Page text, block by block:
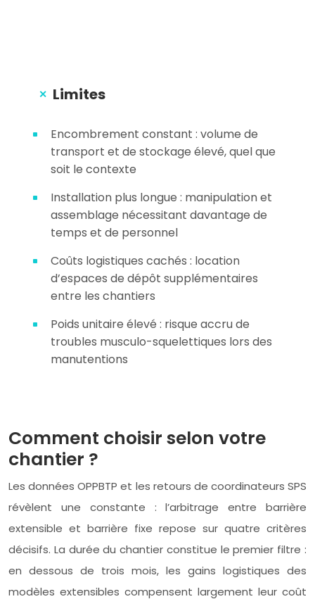
Limites
Encombrement constant : volume de
transport et de stockage élevé, quel que
soit le contexte
Installation plus longue : manipulation et
assemblage nécessitant davantage de
temps et de personnel
Coûts logistiques cachés : location
d’espaces de dépôt supplémentaires
entre les chantiers
Poids unitaire élevé : risque accru de
troubles musculo-squelettiques lors des
manutentions
Comment choisir selon votre
chantier ?
Les données OPPBTP et les retours de coordinateurs SPS
révèlent une constante : l’arbitrage entre barrière
extensible et barrière fixe repose sur quatre critères
décisifs. La durée du chantier constitue le premier filtre :
en dessous de trois mois, les gains logistiques des
modèles extensibles compensent largement leur coût